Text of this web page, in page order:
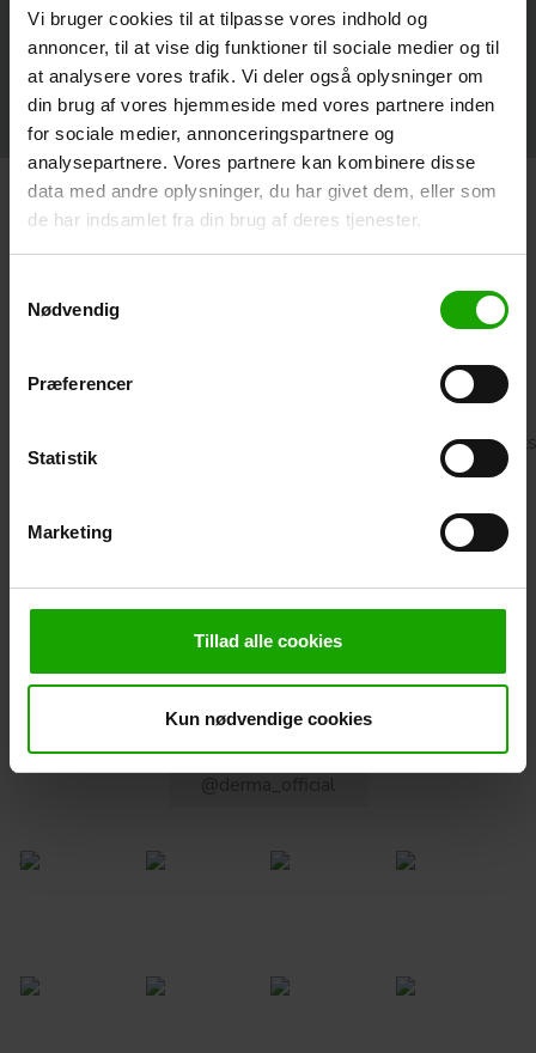
Vi bruger cookies til at tilpasse vores indhold og
annoncer, til at vise dig funktioner til sociale medier og til
at analysere vores trafik. Vi deler også oplysninger om
din brug af vores hjemmeside med vores partnere inden
for sociale medier, annonceringspartnere og
analysepartnere. Vores partnere kan kombinere disse
data med andre oplysninger, du har givet dem, eller som
de har indsamlet fra din brug af deres tjenester.
Nødvendig
Præferencer
Statistik
Marketing
Tillad alle cookies
Kun nødvendige cookies
info@dermapharm.dk
+ 45 86 47 77 44
Kontakt os, og lad os hjælpe
Fandt du ikke svaret på dit spørgsmålher? Så
sidder med det område, henvendelsen drejer sig om
info@dermapharm.dk
Reklamationer@dermapharm.dk
Marketing/ sponsorater:
Distribution og salg i DK:
Alle øvrige henvendelser (inkl. Private Label):
info@dermapharm.dk.
Følg os på instagram
@derma_official
;